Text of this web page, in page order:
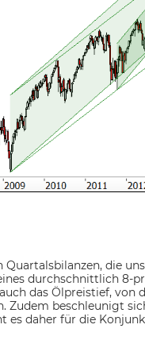
Quartalsbilanzen, die
durchschnittlich 8-
das Ölpreistief, von
Zudem beschleunigt
es daher für die